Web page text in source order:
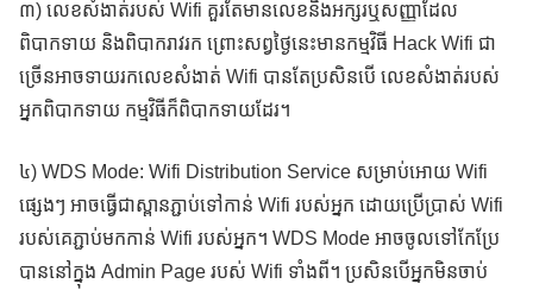
៣) លេខសំងាត់របស់ Wifi គួរតែមានលេខនិងអក្សរឬសញ្ញាដែល
ពិបាកទាយ និងពិបាករាវរក ព្រោះសព្វថ្ងៃនេះមានកម្មវិធី Hack Wifi ជា
ច្រើនអាចទាយរកលេខសំងាត់ Wifi បានតែប្រសិនបើ លេខសំងាត់របស់
អ្នកពិបាកទាយ កម្មវិធីក៏ពិបាកទាយដែរ។
៤) WDS Mode: Wifi Distribution Service សម្រាប់អោយ Wifi
ផ្សេងៗ អាចធ្វើជាស្ពានភ្ជាប់ទៅកាន់ Wifi របស់អ្នក ដោយប្រើប្រាស់ Wifi
របស់គេភ្ជាប់មកកាន់ Wifi របស់អ្នក។ WDS Mode អាចចូលទៅកែប្រែ
បាននៅក្នុង Admin Page របស់ Wifi ទាំងពី។ ប្រសិនបើអ្នកមិនចាប់